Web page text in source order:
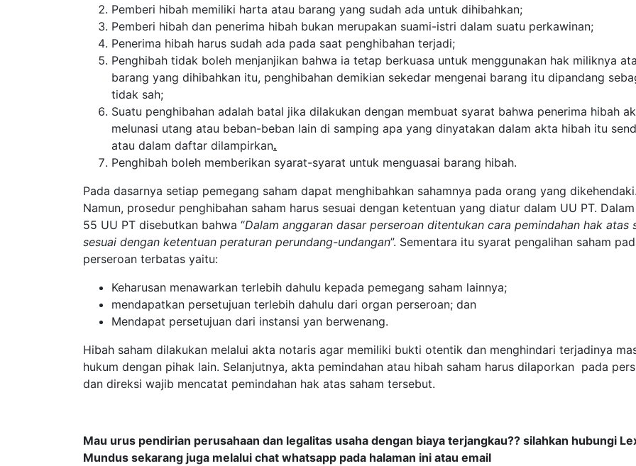
Pemberi hibah memiliki harta atau barang yang sudah ada untuk dihibahkan;
Pemberi hibah dan penerima hibah bukan merupakan suami-istri dalam suatu perkawinan;
Penerima hibah harus sudah ada pada saat penghibahan terjadi;
Penghibah tidak boleh menjanjikan bahwa ia tetap berkuasa untuk menggunakan hak miliknya
barang yang dihibahkan itu, penghibahan demikian sekedar mengenai barang itu dipandang
tidak sah;
Suatu penghibahan adalah batal jika dilakukan dengan membuat syarat bahwa penerima hibah
melunasi utang atau beban-beban lain di samping apa yang dinyatakan dalam akta hibah itu
atau dalam daftar dilampirkan.
Penghibah boleh memberikan syarat-syarat untuk menguasai barang hibah.
Pada dasarnya setiap pemegang saham dapat menghibahkan sahamnya pada orang yang dikehendaki.
Namun, prosedur penghibahan saham harus sesuai dengan ketentuan yang diatur dalam UU PT.
55 UU PT disebutkan bahwa “Dalam anggaran dasar perseroan ditentukan cara pemindahan hak atas
sesuai dengan ketentuan peraturan perundang-undangan”. Sementara itu syarat pengalihan saham
perseroan terbatas yaitu:
Keharusan menawarkan terlebih dahulu kepada pemegang saham lainnya;
mendapatkan persetujuan terlebih dahulu dari organ perseroan; dan
Mendapat persetujuan dari instansi yan berwenang.
Hibah saham dilakukan melalui akta notaris agar memiliki bukti otentik dan menghindari terjadinya
hukum dengan pihak lain. Selanjutnya, akta pemindahan atau hibah saham harus dilaporkan pada
dan direksi wajib mencatat pemindahan hak atas saham tersebut.
Mau urus pendirian perusahaan dan legalitas usaha dengan biaya terjangkau?? silahkan hubungi
Mundus sekarang juga melalui chat whatsapp pada halaman ini atau email